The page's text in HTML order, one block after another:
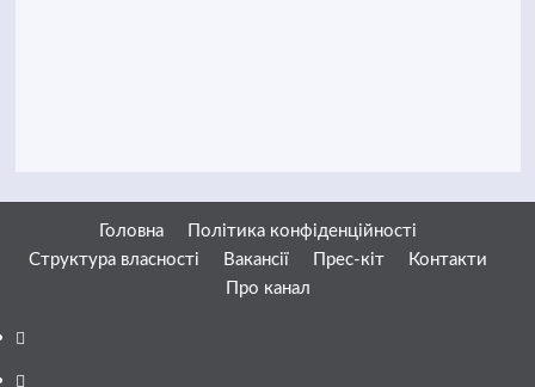
Головна
Політика конфіденційності
Структура власності
Вакансії Прес-кіт
Контакти
Про канал
Facebook
YouTube